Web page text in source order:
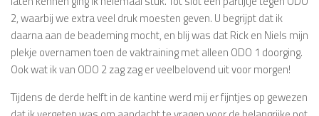
2, waarbij we extra veel druk moesten geven. U begrijpt dat ik
daarna aan de beademing mocht, en blij was dat Rick en Niels mijn
plekje overnamen toen de vaktraining met alleen ODO 1 doorging.
Ook wat ik van ODO 2 zag zag er veelbelovend uit voor morgen!
Tijdens de derde helft in de kantine werd mij er fijntjes op gewezen